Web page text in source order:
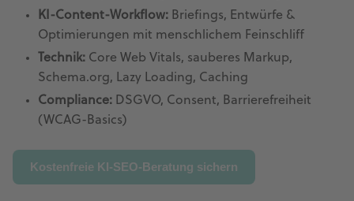
KI-Content-Workflow: Briefings, Entwürfe &
Optimierungen mit menschlichem Feinschliff
Technik: Core Web Vitals, sauberes Markup,
Schema.org, Lazy Loading, Caching
Compliance: DSGVO, Consent, Barrierefreiheit
(WCAG-Basics)
Kostenfreie KI-SEO-Beratung sichern